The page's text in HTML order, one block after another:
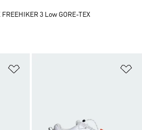
3 Low GORE-TEX